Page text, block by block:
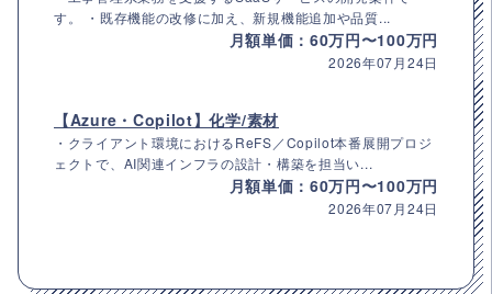
す。 ・既存機能の改修に加え、新規機能追加や品質...
月額単価：60万円〜100万円
2026年07月24日
【Azure・Copilot】化学/素材
・クライアント環境におけるReFS／Copilot本番展開プロジ
ェクトで、AI関連インフラの設計・構築を担当い...
月額単価：60万円〜100万円
2026年07月24日